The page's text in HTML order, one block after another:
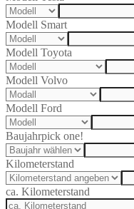
Modell Smart
Modell Toyota
Modell Volvo
Modell Ford
Baujahrpick one!
Kilometerstand
ca. Kilometerstand